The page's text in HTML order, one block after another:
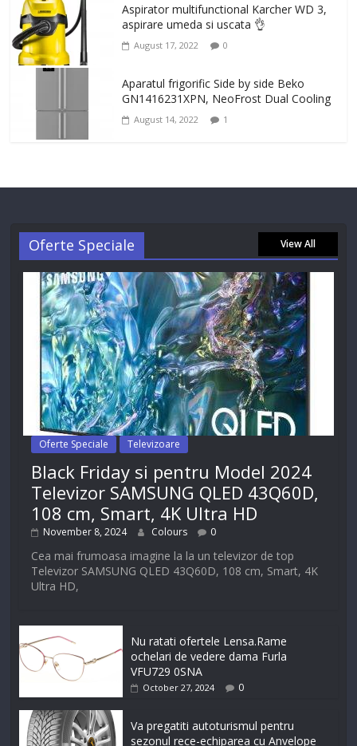
Aspirator multifunctional Karcher WD 3,
aspirare umeda si uscata 👌
August 17, 2022 0
Aparatul frigorific Side by side Beko
GN1416231XPN, NeoFrost Dual Cooling
August 14, 2022 1
Oferte Speciale View All
Oferte Speciale Televizoare
Black Friday si pentru Model 2024
Televizor SAMSUNG QLED 43Q60D,
108 cm, Smart, 4K Ultra HD
November 8, 2024 Colours 0
Cea mai frumoasa imagine la la un televizor de top
Televizor SAMSUNG QLED 43Q60D, 108 cm, Smart, 4K
Ultra HD,
Nu ratati ofertele Lensa.Rame
ochelari de vedere dama Furla
VFU729 0SNA
October 27, 2024 0
Va pregatiti autoturismul pentru
sezonul rece-echiparea cu Anvelope